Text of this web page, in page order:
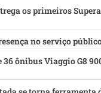
os primeiros
no serviço
ônibus Viaggio G8